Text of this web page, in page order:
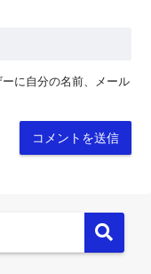
に自分の名前、メール